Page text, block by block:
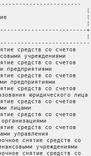
¦
¦
¦
+
¦
средств со счетов
учреждениями
средств со счетов
предприятиями
средств со счетов
предприятиями
средств со счетов
юридического лица
средств со счетов
лицами
средств со счетов
средств со счетов
управления
снятие средств со
учреждениями
снятие средств со